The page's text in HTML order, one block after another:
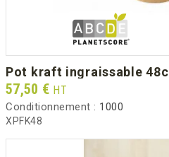
pot kraft ingraissable 48cl
Prix
57,50 € HT
Conditionnement : 1000
XPFK48